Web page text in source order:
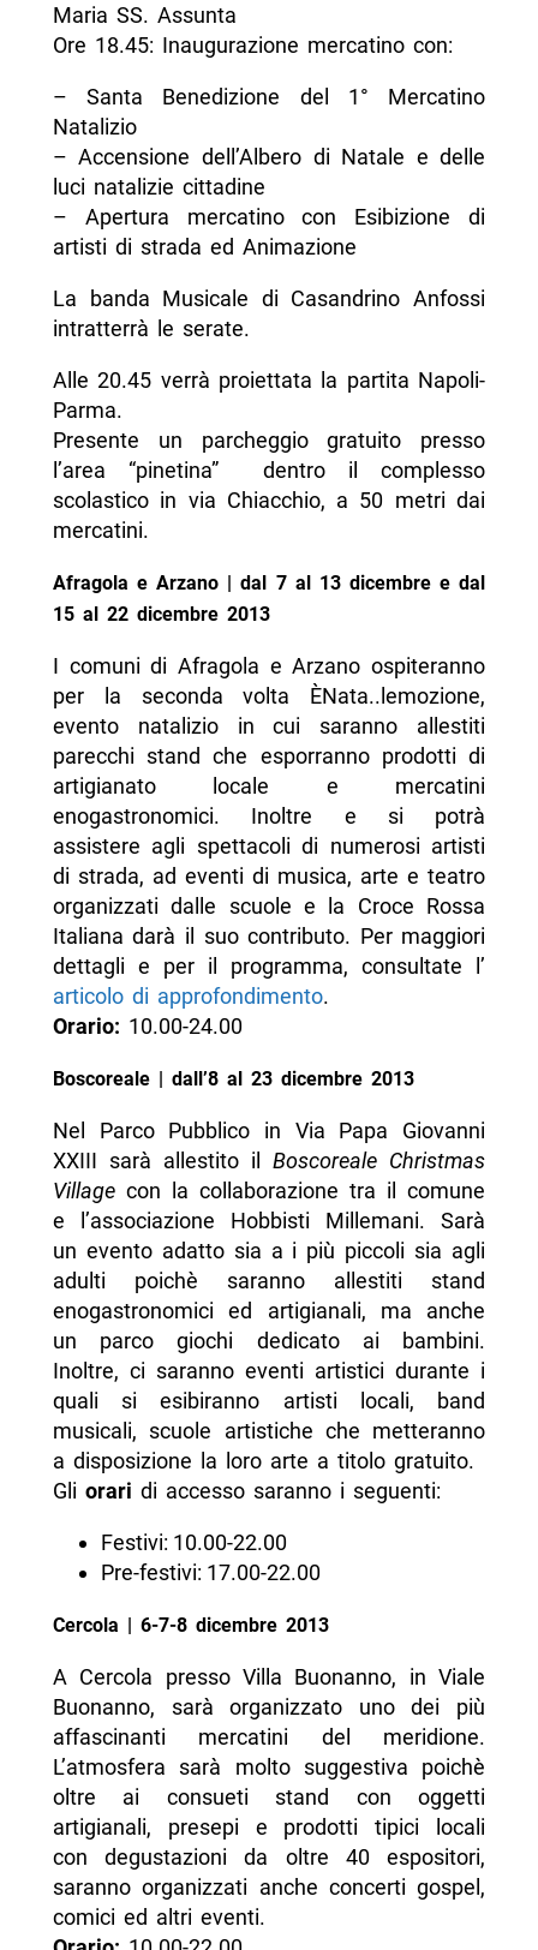
Maria SS. Assunta
Ore 18.45: Inaugurazione mercatino con:
– Santa Benedizione del 1° Mercatino
Natalizio
– Accensione dell’Albero di Natale e delle
luci natalizie cittadine
– Apertura mercatino con Esibizione di
artisti di strada ed Animazione
La banda Musicale di Casandrino Anfossi
intratterrà le serate.
Alle 20.45 verrà proiettata la partita Napoli-
Parma.
Presente un parcheggio gratuito presso
l’area “pinetina” dentro il complesso
scolastico in via Chiacchio, a 50 metri dai
mercatini.
Afragola e Arzano | dal 7 al 13 dicembre e dal
15 al 22 dicembre 2013
I comuni di Afragola e Arzano ospiteranno
per la seconda volta ÈNata..lemozione,
evento natalizio in cui saranno allestiti
parecchi stand che esporranno prodotti di
artigianato locale e mercatini
enogastronomici. Inoltre e si potrà
assistere agli spettacoli di numerosi artisti
di strada, ad eventi di musica, arte e teatro
organizzati dalle scuole e la Croce Rossa
Italiana darà il suo contributo. Per maggiori
dettagli e per il programma, consultate l’
articolo di approfondimento.
Orario: 10.00-24.00
Boscoreale | dall’8 al 23 dicembre 2013
Nel Parco Pubblico in Via Papa Giovanni
XXIII sarà allestito ilBoscoreale Christmas
Villagecon la collaborazione tra il comune
e l’associazione Hobbisti Millemani. Sarà
un evento adatto sia a i più piccoli sia agli
adulti poichè saranno allestiti stand
enogastronomici ed artigianali, ma anche
un parco giochi dedicato ai bambini.
Inoltre, ci saranno eventi artistici durante i
quali si esibiranno artisti locali, band
musicali, scuole artistiche che metteranno
a disposizione la loro arte a titolo gratuito.
Gli orari di accesso saranno i seguenti:
Festivi: 10.00-22.00
Pre-festivi: 17.00-22.00
Cercola | 6-7-8 dicembre 2013
A Cercola presso Villa Buonanno, in Viale
Buonanno, sarà organizzato uno dei più
affascinanti mercatini del meridione.
L’atmosfera sarà molto suggestiva poichè
oltre ai consueti stand con oggetti
artigianali, presepi e prodotti tipici locali
con degustazioni da oltre 40 espositori,
saranno organizzati anche concerti gospel,
comici ed altri eventi.